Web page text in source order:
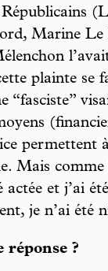
Marine
plainte se
“fasciste”
permettent
Mais
et j’ai
je n’ai été
réponse ?